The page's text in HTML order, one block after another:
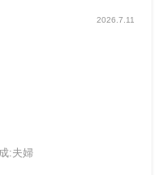
2026.7.11
:夫婦